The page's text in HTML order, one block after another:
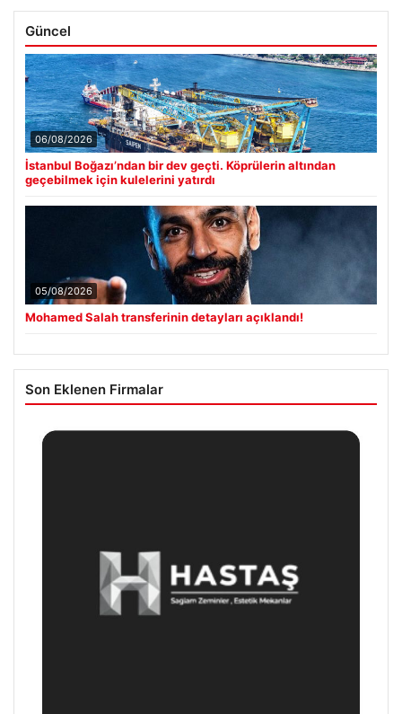
Güncel
06/08/2026
İstanbul Boğazı’ndan bir dev geçti. Köprülerin altından
geçebilmek için kulelerini yatırdı
05/08/2026
Mohamed Salah transferinin detayları açıklandı!
Son Eklenen Firmalar